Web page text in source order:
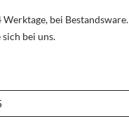
Werktage, bei Bestandsware.
bei uns.